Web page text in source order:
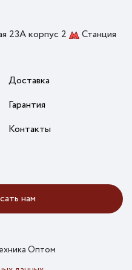
23А корпус 2
Станция
Доставка
Гарантия
Контакты
нам
Оптом